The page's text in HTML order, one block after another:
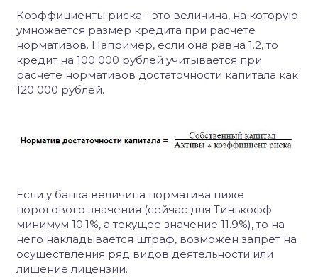
Коэффициенты риска - это величина, на которую
умножается размер кредита при расчете
нормативов. Например, если она равна 1.2, то
кредит на 100 000 рублей учитывается при
расчете нормативов достаточности капитала как
120 000 рублей.
Если у банка величина норматива ниже
порогового значения (сейчас для Тинькофф
минимум 10.1%, а текущее значение 11.9%), то на
него накладывается штраф, возможен запрет на
осуществления ряд видов деятельности или
лишение лицензии.